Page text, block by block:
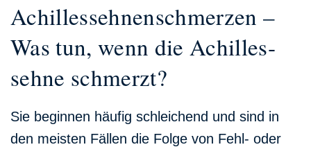
Achillessehnen­schmerzen –
Was tun, wenn die Achilles­
sehne schmerzt?
Sie beginnen häufig schleichend und sind in
den meisten Fällen die Folge von Fehl- oder